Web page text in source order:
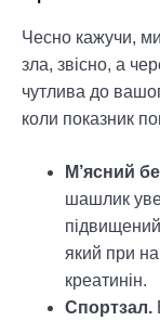
Чесно кажучи, ми
зла, звісно, а
чутлива до
коли показник
М’ясний
шашлик
який при
креатинін.
Спортзал.